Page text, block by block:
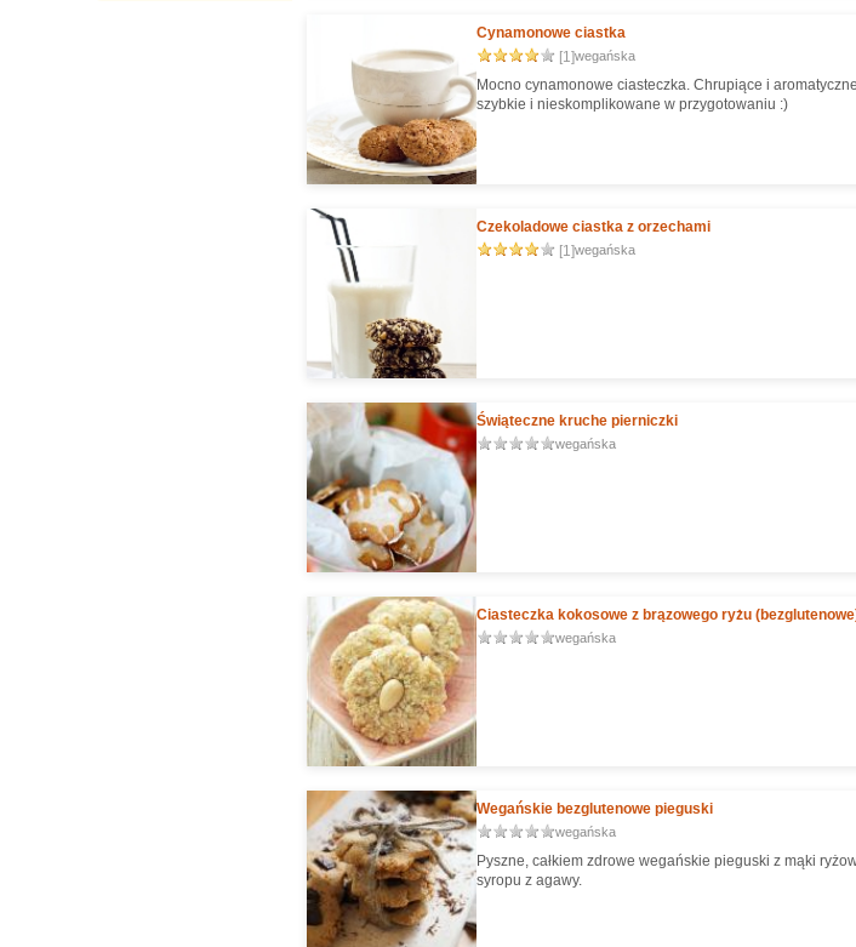
Cynamonowe ciastka
[1]wegańska
Mocno cynamonowe ciasteczka. Chrupiące i aromatyczne,
szybkie i nieskomplikowane w przygotowaniu :)
Czekoladowe ciastka z orzechami
[1]wegańska
Świąteczne kruche pierniczki
wegańska
Ciasteczka kokosowe z brązowego ryżu
wegańska
Wegańskie bezglutenowe pieguski
wegańska
Pyszne, całkiem zdrowe wegańskie pieguski z mąki
syropu z agawy.